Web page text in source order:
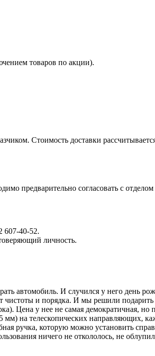
товаров по акции).
Стоимость доставки
предварительно согласовать с
607-40-52.
личность.
автомобиль. И случился у него день
чистоты и порядка. И мы решили подарить
Цена у нее не самая демократичная, но
мм) на телескопических направляющих,
ручка, которую можно установить
ничего не откололось, не